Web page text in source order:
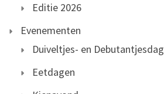
Editie 2026
Evenementen
Duiveltjes- en Debutantjesdag
Eetdagen